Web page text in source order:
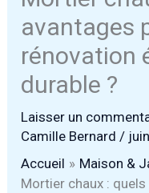
avantages
rénovation
durable ?
Laisser un
Camille Bernard/
Accueil
Maison &
Mortier chaux :